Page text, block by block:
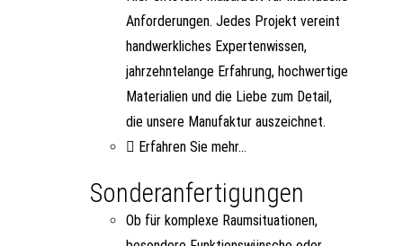
Anforderungen. Jedes Projekt vereint
handwerkliches Expertenwissen,
jahrzehntelange Erfahrung, hochwertige
Materialien und die Liebe zum Detail,
die unsere Manufaktur auszeichnet.
Erfahren Sie mehr...
Sonderanfertigungen
Ob für komplexe Raumsituationen,